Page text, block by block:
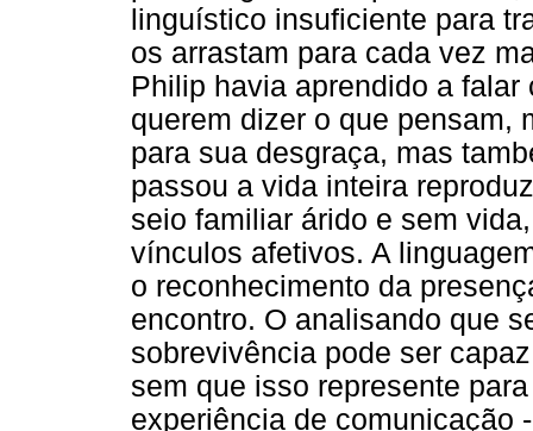
linguístico insuficiente para
os arrastam para cada vez
Philip havia aprendido a
querem dizer o que pensam,
para sua desgraça, mas
passou a vida inteira
seio familiar árido e sem
vínculos afetivos. A
o reconhecimento da
encontro. O analisando que
sobrevivência pode ser
sem que isso represente
experiência de comunicação